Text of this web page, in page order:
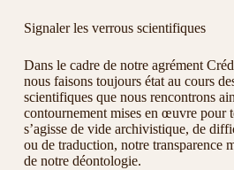
Signaler les verrous scientifiques
Dans le cadre de notre agrément
nous faisons toujours état au cours
scientifiques que nous rencontrons
contournement mises en œuvre pour
s’agisse de vide archivistique, de
ou de traduction, notre transparence
de notre déontologie.